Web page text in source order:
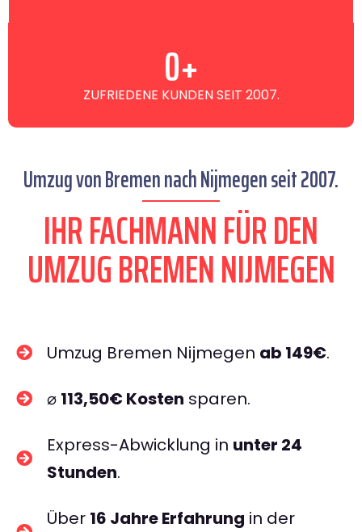
ZUFRIEDENE KUNDEN SEIT 2007.
0+
Umzug von Bremen nach Nijmegen seit 2007.
IHR FACHMANN FÜR DEN
UMZUG BREMEN NIJMEGEN
Umzug Bremen Nijmegen ab 149€.
⌀ 113,50€ Kosten sparen.
Express-Abwicklung in unter 24
Stunden.
Über 16 Jahre Erfahrung in der